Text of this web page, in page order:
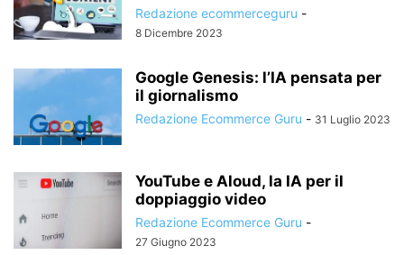
Redazione ecommerceguru -
8 Dicembre 2023
Google Genesis: l’IA pensata per
il giornalismo
Redazione Ecommerce Guru - 31 Luglio 2023
YouTube e Aloud, la IA per il
doppiaggio video
Redazione Ecommerce Guru -
27 Giugno 2023